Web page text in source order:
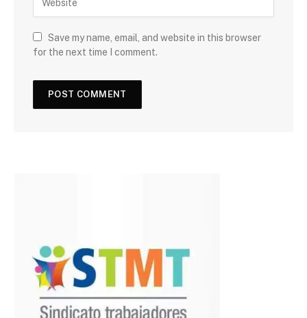
Save my name, email, and website in this browser
for the next time I comment.